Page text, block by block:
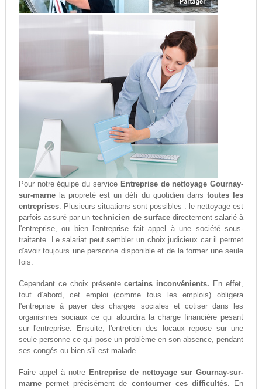
Pour notre équipe du service Entreprise de nettoyage Gournay-
sur-marnela propreté est un défi du quotidien dans toutes les
entreprises. Plusieurs situations sont possibles : le nettoyage est
parfois assuré par untechnicien de surfacedirectement salarié à
l'entreprise, ou bien l'entreprise fait appel à une société sous-
traitante. Le salariat peut sembler un choix judicieux car il permet
d'avoir toujours une personne disponible et de la former une seule
fois.
Cependant ce choix présentecertains inconvénients. En effet,
tout d‘abord, cet emploi (comme tous les emplois) obligera
l'entreprise à payer des charges sociales et cotiser dans les
organismes sociaux ce qui alourdira la charge financière pesant
sur l'entreprise. Ensuite, l'entretien des locaux repose sur une
seule personne ce qui pose un problème en son absence, pendant
ses congés ou bien s'il est malade.
Faire appel à notre Entreprise de nettoyage sur Gournay-sur-
marnepermet précisément de contourner ces difficultés. En